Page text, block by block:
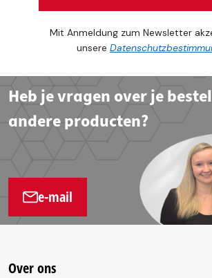
Mit Anmeldung zum Newsletter
unsere
Heb je vragen over je
andere producten?
e-mail
Over ons